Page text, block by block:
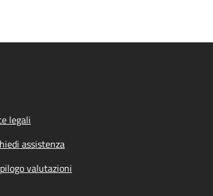
legali
assistenza
valutazioni